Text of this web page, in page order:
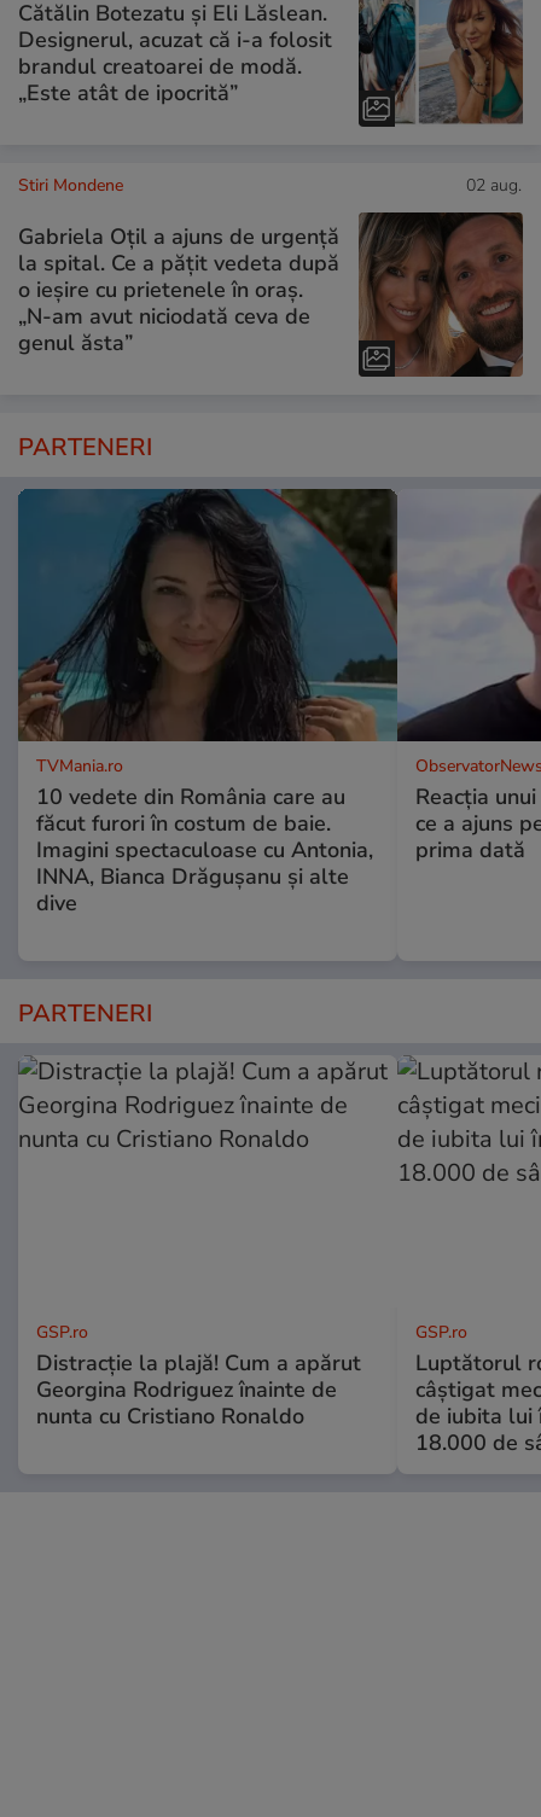
Cătălin Botezatu și Eli Lăslean.
Designerul, acuzat că i-a folosit
brandul creatoarei de modă.
„Este atât de ipocrită”
Stiri Mondene 02 aug.
Gabriela Oțil a ajuns de urgență
la spital. Ce a pățit vedeta după
o ieșire cu prietenele în oraș.
„N-am avut niciodată ceva de
genul ăsta”
PARTENERI
TVMania.ro
10 vedete din România care au
făcut furori în costum de baie.
Imagini spectaculoase cu Antonia,
INNA, Bianca Drăgușanu și alte
dive
Reacția
ce a ajuns
prima dată
PARTENERI
GSP.ro
Distracție la plajă! Cum a apărut
Georgina Rodriguez înainte de
nunta cu Cristiano Ronaldo
GSP.ro
Luptătorul
câștigat
de iubita lui
18.000 de